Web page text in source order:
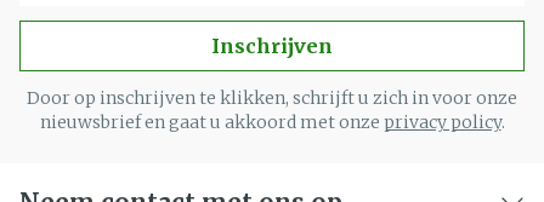
Inschrijven
Door op inschrijven te klikken, schrijft u zich in voor onze
nieuwsbrief en gaat u akkoord met onze privacy policy.